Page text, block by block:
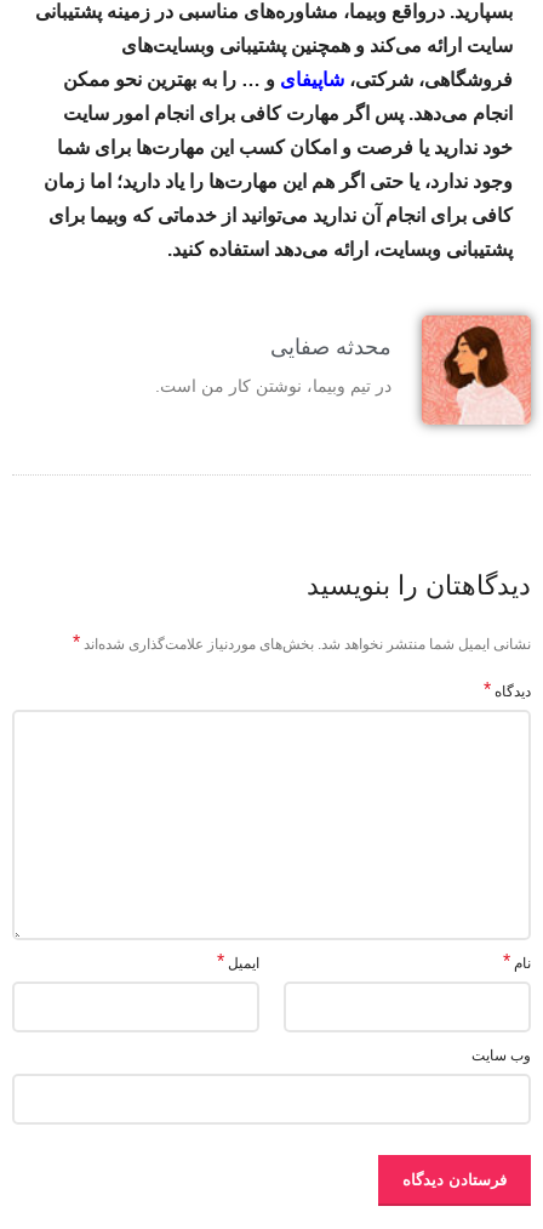
بسپارید. درواقع وبیما، مشاوره‌های مناسبی در زمینه پشتیبانی
سایت ارائه می‌کند و همچنین پشتیبانی وبسایت‌های
فروشگاهی، شرکتی، شاپیفای و … را به بهترین نحو ممکن
انجام می‌دهد. پس اگر مهارت کافی برای انجام امور سایت
خود ندارید یا فرصت و امکان کسب این مهارت‌ها برای شما
وجود ندارد، یا حتی اگر هم این مهارت‌ها را یاد دارید؛ اما زمان
کافی برای انجام آن ندارید می‌توانید از خدماتی که وبیما برای
پشتیبانی وبسایت، ارائه می‌دهد استفاده کنید.
محدثه صفایی
در تیم وبیما، نوشتن کار من است.
دیدگاهتان را بنویسید
نشانی ایمیل شما منتشر نخواهد شد. بخش‌های موردنیاز علامت‌گذاری شده‌اند *
دیدگاه *
نام * ایمیل *
وب‌ سایت